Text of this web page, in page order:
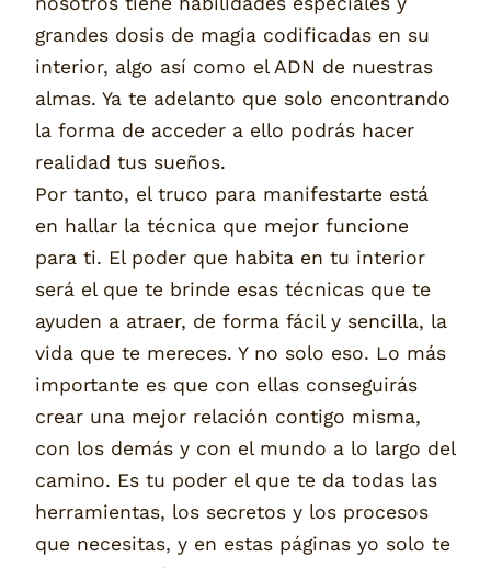
grandes dosis de magia codificadas en su
interior, algo así como el ADN de nuestras
almas. Ya te adelanto que solo encontrando
la forma de acceder a ello podrás hacer
realidad tus sueños.
Por tanto, el truco para manifestarte está
en hallar la técnica que mejor funcione
para ti. El poder que habita en tu interior
será el que te brinde esas técnicas que te
ayuden a atraer, de forma fácil y sencilla, la
vida que te mereces. Y no solo eso. Lo más
importante es que con ellas conseguirás
crear una mejor relación contigo misma,
con los demás y con el mundo a lo largo del
camino. Es tu poder el que te da todas las
herramientas, los secretos y los procesos
que necesitas, y en estas páginas yo solo te